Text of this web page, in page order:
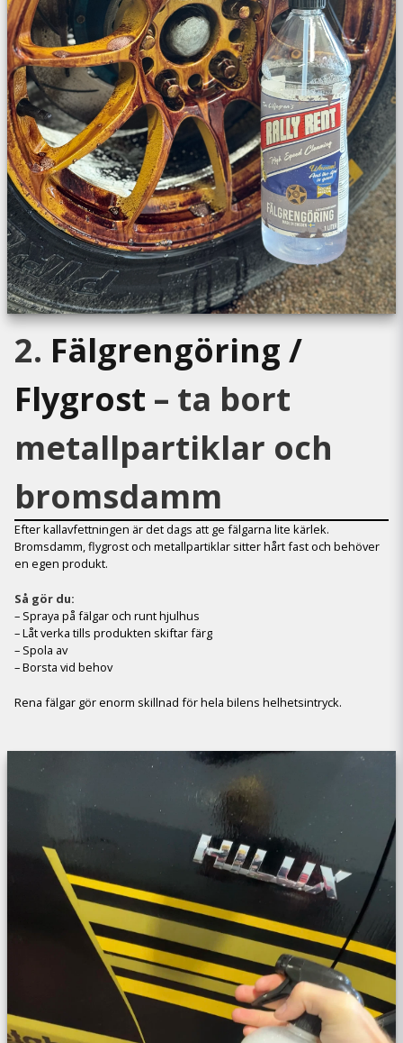
2. Fälgrengöring /
Flygrost – ta bort
metallpartiklar och
bromsdamm
Efter kallavfettningen är det dags att ge fälgarna lite kärlek.
Bromsdamm, flygrost och metallpartiklar sitter hårt fast och behöver
en egen produkt.
Så gör du:
– Spraya på fälgar och runt hjulhus
– Låt verka tills produkten skiftar färg
– Spola av
– Borsta vid behov
Rena fälgar gör enorm skillnad för hela bilens helhetsintryck.